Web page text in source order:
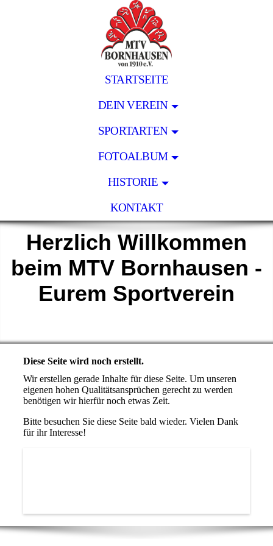
STARTSEITE
DEIN VEREIN
SPORTARTEN
FOTOALBUM
HISTORIE
KONTAKT
Herzlich Willkommen
beim MTV Bornhausen -
Eurem Sportverein
Diese Seite wird noch erstellt.
Wir erstellen gerade Inhalte für diese Seite. Um unseren
eigenen hohen Qualitätsansprüchen gerecht zu werden
benötigen wir hierfür noch etwas Zeit.
Bitte besuchen Sie diese Seite bald wieder. Vielen Dank
für ihr Interesse!